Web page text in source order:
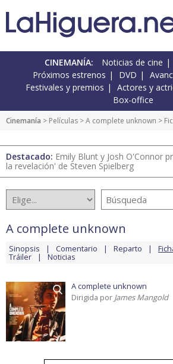
CINEMANÍA: Noticias de cine
Próximos estrenos
DVD
Festivales y premios
Actores y
Box-office
Cinemanía > Películas >A complete unknown >
Destacado: Emily Blunt y Josh O'Connor
la revelación' de Steven Spielberg
A complete unknown
Sinopsis Comentario Reparto
Tráiler Noticias
A complete unknown
Dirigida por James Mangold